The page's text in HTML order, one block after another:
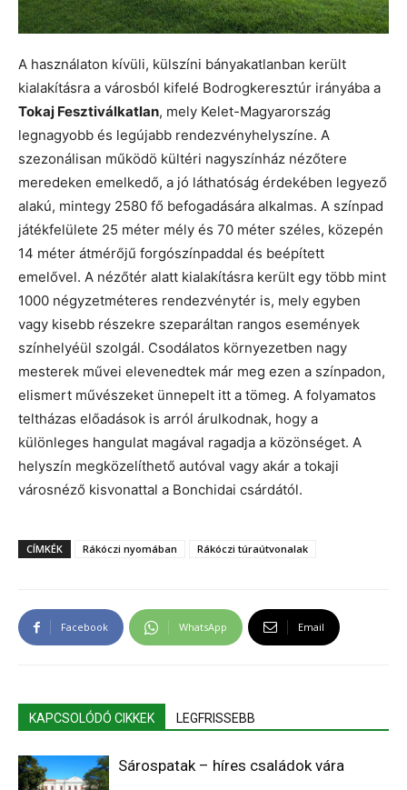
A használaton kívüli, külszíni bányakatlanban került
kialakításra a városból kifelé Bodrogkeresztúr irányába a
Tokaj Fesztiválkatlan, mely Kelet-Magyarország
legnagyobb és legújabb rendezvényhelyszíne. A
szezonálisan működö kültéri nagyszínház nézőtere
meredeken emelkedő, a jó láthatóság érdekében legyező
alakú, mintegy 2580 fő befogadására alkalmas. A színpad
játékfelülete 25 méter mély és 70 méter széles, közepén
14 méter átmérőjű forgószínpaddal és beépített
emelővel. A nézőtér alatt kialakításra került egy több mint
1000 négyzetméteres rendezvénytér is, mely egyben
vagy kisebb részekre szeparáltan rangos események
színhelyéül szolgál. Csodálatos környezetben nagy
mesterek művei elevenedtek már meg ezen a színpadon,
elismert művészeket ünnepelt itt a tömeg. A folyamatos
teltházas előadások is arról árulkodnak, hogy a
különleges hangulat magával ragadja a közönséget. A
helyszín megközelíthető autóval vagy akár a tokaji
városnéző kisvonattal a Bonchidai csárdától.
CÍMKÉK Rákóczi nyomában Rákóczi túraútvonalak
Facebook WhatsApp Email
KAPCSOLÓDÓ CIKKEK LEGFRISSEBB
Sárospatak – híres családok vára